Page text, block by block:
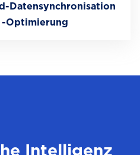
Datensynchronisation
Optimierung
Intelligenz